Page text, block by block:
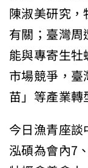
陳淑美研究
有關；臺灣
能與專寄生
市場競爭，
苗」等產業轉
今日漁青座
泓碩為會內7